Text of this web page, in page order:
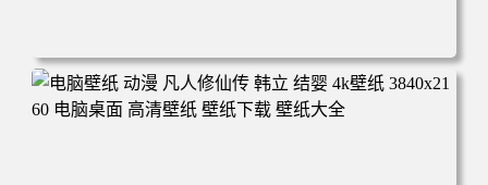
电脑壁纸 动漫角色 卡通场景 夏日休闲 夏日壁纸 治愈系 童
年回忆 荷塘荷叶 蜡笔小新 电脑桌面 高清壁纸 壁纸下载 壁